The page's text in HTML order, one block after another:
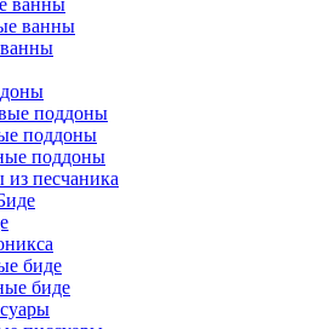
ванны
ванны
поддоны
поддоны
поддоны
песчаника
биде
биде